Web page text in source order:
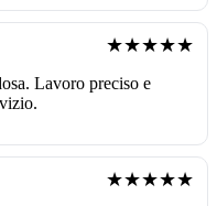
★★★★★
Lavoro preciso e
★★★★★